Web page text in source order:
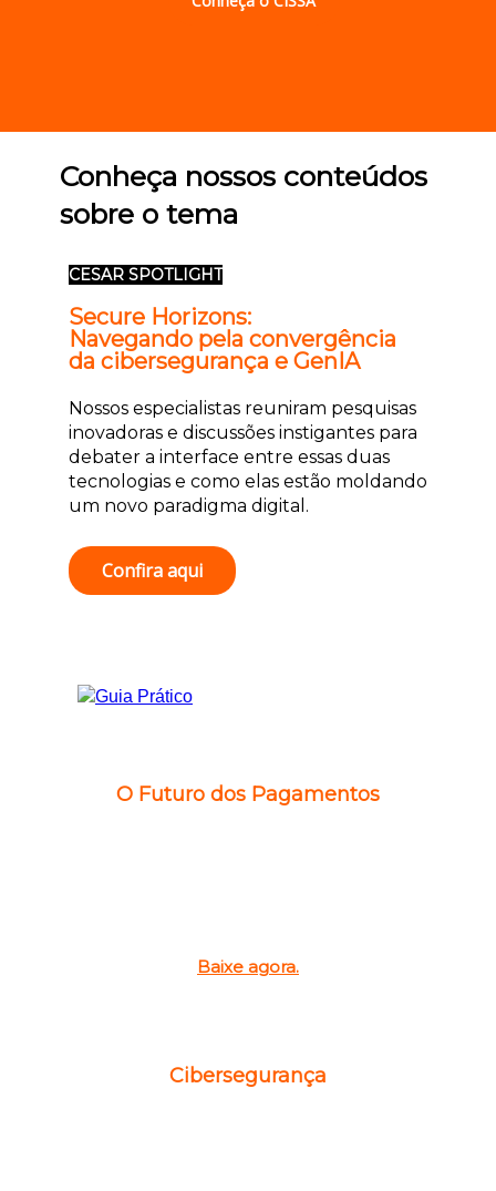
Conheça nossos conteúdos
sobre o tema
CESAR SPOTLIGHT
Secure Horizons:
Navegando pela convergência
da cibersegurança e GenIA
Nossos especialistas reuniram pesquisas
inovadoras e discussões instigantes para
debater a interface entre essas duas
tecnologias e como elas estão moldando
um novo paradigma digital.
Confira aqui
O Futuro dos Pagamentos
Baixe agora.
Cibersegurança